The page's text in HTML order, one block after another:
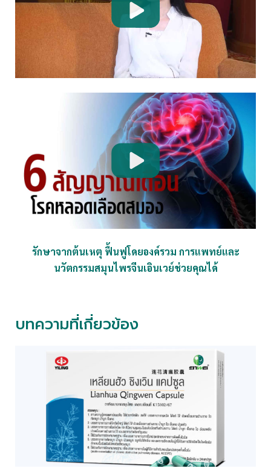
รักษาจากต้นเหตุ ฟื้นฟูโดยองค์รวม การแพทย์และ
นวัตกรรมสมุนไพรจีนเอินเวย์ช่วยคุณได้
บทความที่เกี่ยวข้อง